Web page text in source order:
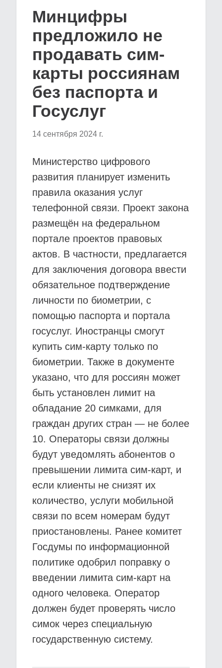
Минцифры
предложило не
продавать сим-
карты россиянам
без паспорта и
Госуслуг
14 сентября 2024 г.
Министерство цифрового
развития планирует изменить
правила оказания услуг
телефонной связи. Проект закона
размещён на федеральном
портале проектов правовых
актов. В частности, предлагается
для заключения договора ввести
обязательное подтверждение
личности по биометрии, с
помощью паспорта и портала
госуслуг. Иностранцы смогут
купить сим-карту только по
биометрии. Также в документе
указано, что для россиян может
быть установлен лимит на
обладание 20 симками, для
граждан других стран — не более
10. Операторы связи должны
будут уведомлять абонентов о
превышении лимита сим-карт, и
если клиенты не снизят их
количество, услуги мобильной
связи по всем номерам будут
приостановлены. Ранее комитет
Госдумы по информационной
политике одобрил поправку о
введении лимита сим-карт на
одного человека. Оператор
должен будет проверять число
симок через специальную
государственную систему.